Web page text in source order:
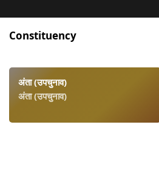
Constituency
अंता (उपचुनाव)
अंता (उपचुनाव)